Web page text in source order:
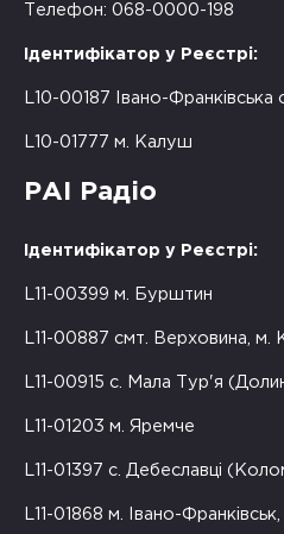
Телефон: 068-0000-198
Ідентифікатор у Реєстрі:
L10-00187 Івано-Франківська
L10-01777 м. Калуш
РАІ Радіо
Ідентифікатор у Реєстрі:
L11-00399 м. Бурштин
L11-00887 смт. Верховина, м.
L11-00915 с. Мала Тур'я
L11-01203 м. Яремче
L11-01397 с. Дебеславці
L11-01868 м. Івано-